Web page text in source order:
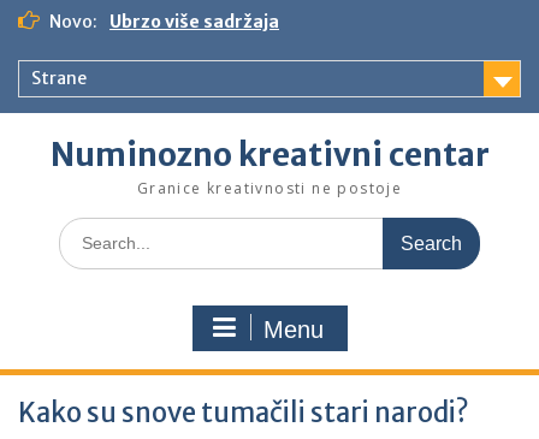
t
Novo: Ubrzo više sadržaja
Strane
Numinozno kreativni centar
Granice kreativnosti ne postoje
S
e
f
o
Menu
Kako su snove tumačili stari narodi?